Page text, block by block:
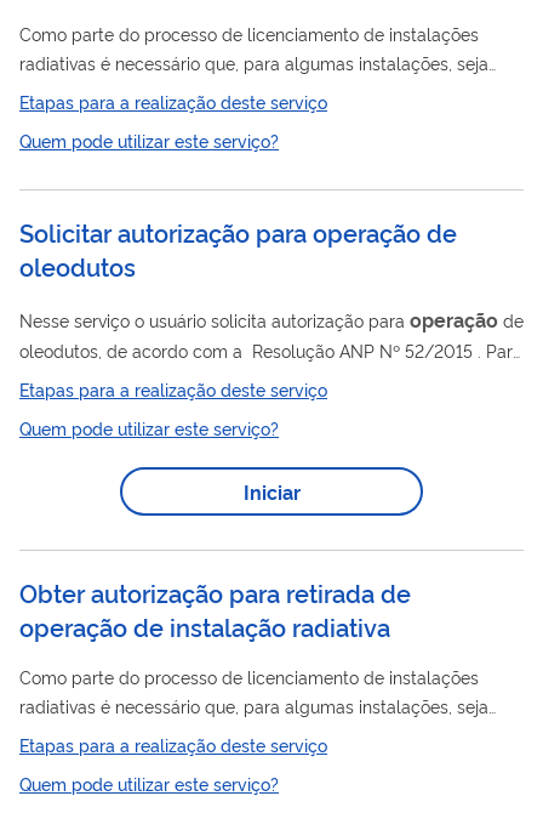
Como parte do processo de licenciamento de instalações
radiativas é necessário que, para algumas instalações, seja
requerido o Ato Administrativo de Autorização para
radiativa, através de submissão de requerimento eletrônico
próprio, no sítio da CNEN.
Etapas para a realização deste serviço
Quem pode utilizar este serviço?
Solicitar autorização para operação de
oleodutos
Nesse serviço o usuário solicita autorização para operação de
oleodutos, de acordo com a Resolução ANP Nº 52/2015 . Para
utilizar esse serviço você deve ter um cadastro como usuário
externo do SEI-ANP. Para mais informações acesse o serviço "
Solicitar cadastro como usuário externo no SEI-ANP ".
Etapas para a realização deste serviço
Quem pode utilizar este serviço?
Iniciar
Obter autorização para retirada de
operação de instalação radiativa
Como parte do processo de licenciamento de instalações
radiativas é necessário que, para algumas instalações, seja
requerido o Ato Administrativo de Autorização para retirada de
instalação radiativa, através de submissão de requerimento
Etapas para a realização deste serviço
Quem pode utilizar este serviço?